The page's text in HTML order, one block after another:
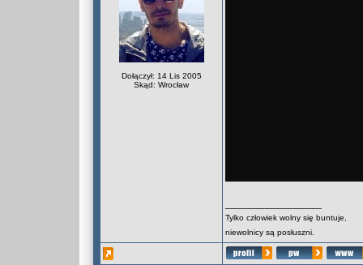
Dołączył: 14 Lis 2005
Skąd: Wrocław
Tylko człowiek wolny się buntuje,
niewolnicy są posłuszni.